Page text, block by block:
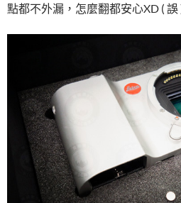
點都不外漏，怎麼翻都安心XD ( 誤